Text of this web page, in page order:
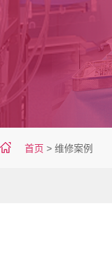
首页 > 维修案例